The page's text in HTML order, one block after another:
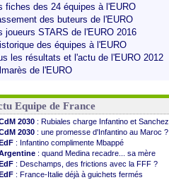
fiches des 24 équipes à l'EURO
des buteurs de l'EURO
joueurs STARS de l'EURO 2016
des équipes à l'EURO
les résultats et l'actu de l'EURO 2012
de l'EURO
Equipe de France
2030 : Rubiales charge Infantino et Sanchez
2030 : une promesse d'Infantino au Maroc ?
: Infantino complimente Mbappé
: quand Medina recadre... sa mère
: Deschamps, des frictions avec la FFF ?
: France-Italie déjà à guichets fermés